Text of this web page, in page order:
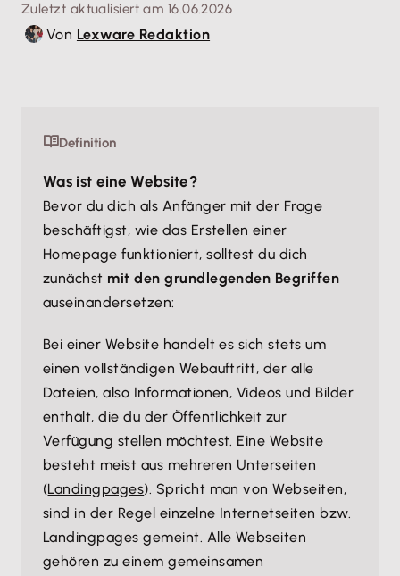
Zuletzt aktualisiert am 16.06.2026
Von Lexware Redaktion
Definition
Was ist eine Website?
Bevor du dich als Anfänger mit der Frage
beschäftigst, wie das Erstellen einer
Homepage funktioniert, solltest du dich
zunächst mit den grundlegenden Begriffen
auseinandersetzen:
Bei einer Website handelt es sich stets um
einen vollständigen Webauftritt, der alle
Dateien, also Informationen, Videos und Bilder
enthält, die du der Öffentlichkeit zur
Verfügung stellen möchtest. Eine Website
besteht meist aus mehreren Unterseiten
(Landingpages). Spricht man von Webseiten,
sind in der Regel einzelne Internetseiten bzw.
Landingpages gemeint. Alle Webseiten
gehören zu einem gemeinsamen